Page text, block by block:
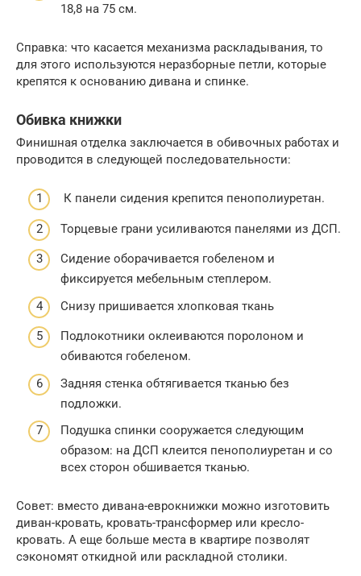
18,8 на 75 см.
Справка: что касается механизма раскладывания, то
для этого используются неразборные петли, которые
крепятся к основанию дивана и спинке.
Обивка книжки
Финишная отделка заключается в обивочных работах и
проводится в следующей последовательности:
К панели сидения крепится пенополиуретан.
Торцевые грани усиливаются панелями из ДСП.
Сидение оборачивается гобеленом и
фиксируется мебельным степлером.
Снизу пришивается хлопковая ткань
Подлокотники оклеиваются поролоном и
обиваются гобеленом.
Задняя стенка обтягивается тканью без
подложки.
Подушка спинки сооружается следующим
образом: на ДСП клеится пенополиуретан и со
всех сторон обшивается тканью.
Совет: вместо дивана-еврокнижки можно изготовить
диван-кровать, кровать-трансформер или кресло-
кровать. А еще больше места в квартире позволят
сэкономят откидной или раскладной столики.